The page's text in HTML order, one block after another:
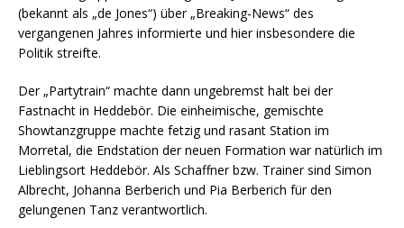
(bekannt als „de Jones“) über „Breaking-News“ des
vergangenen Jahres informierte und hier insbesondere die
Politik streifte.
Der „Partytrain“ machte dann ungebremst halt bei der
Fastnacht in Heddebör. Die einheimische, gemischte
Showtanzgruppe machte fetzig und rasant Station im
Morretal, die Endstation der neuen Formation war natürlich im
Lieblingsort Heddebör. Als Schaffner bzw. Trainer sind Simon
Albrecht, Johanna Berberich und Pia Berberich für den
gelungenen Tanz verantwortlich.